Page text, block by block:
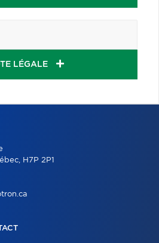
LÉGALE
H7P 2P1